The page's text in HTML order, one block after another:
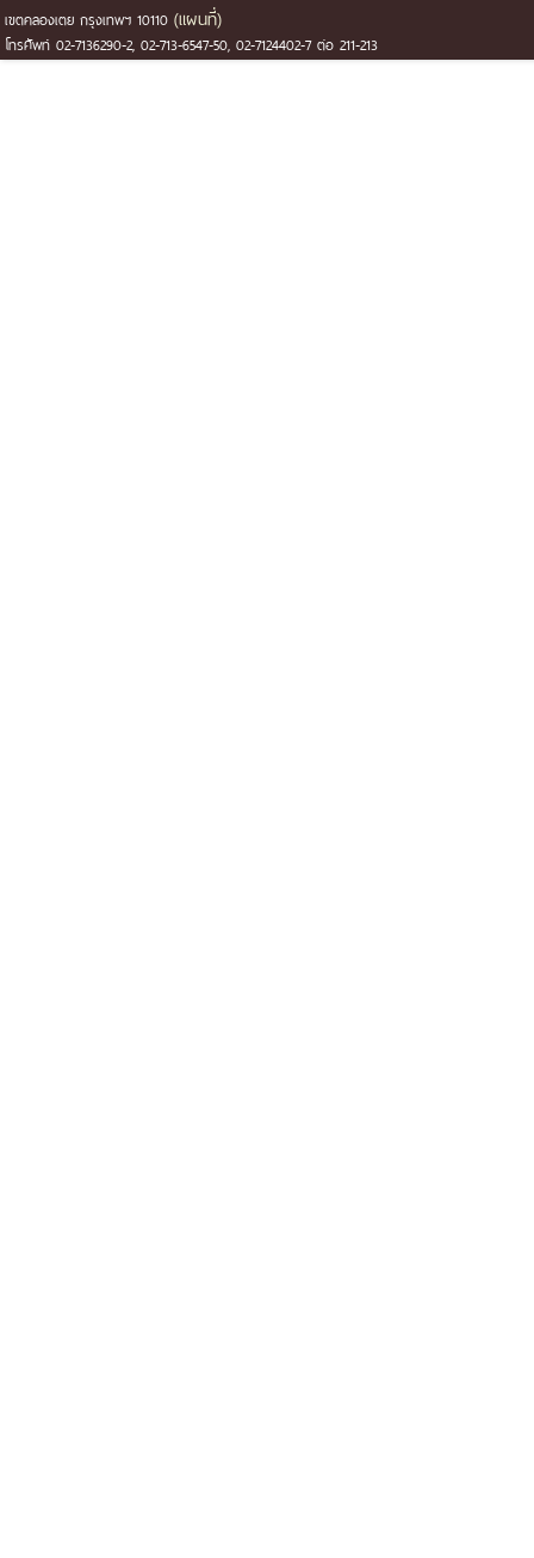
เขตคลองเตย กรุงเทพฯ 10110 (แผนที่)
โทรศัพท์ 02-7136290-2, 02-713-6547-50, 02-7124402-7 ต่อ 211-213